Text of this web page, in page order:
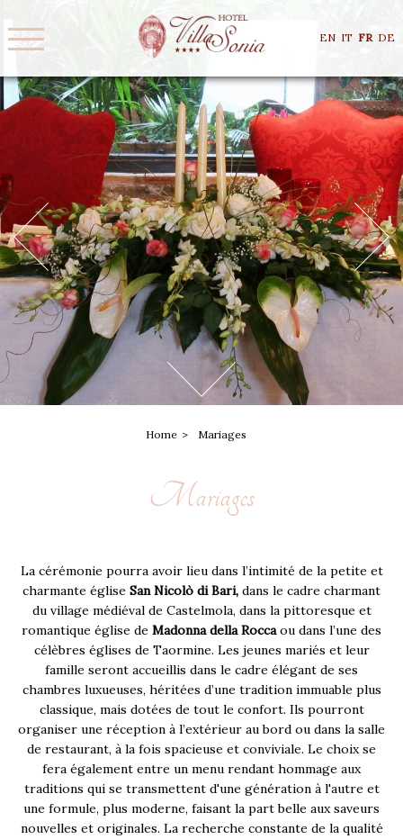
EN IT FR DE
Home Mariages
Mariages
La cérémonie pourra avoir lieu dans l’intimité de la petite et
charmante église San Nicolò di Bari, dans le cadre charmant
du village médiéval de Castelmola, dans la pittoresque et
romantique église de Madonna della Roccaou dans l’une des
célèbres églises de Taormine. Les jeunes mariés et leur
famille seront accueillis dans le cadre élégant de ses
chambres luxueuses, héritées d’une tradition immuable plus
classique, mais dotées de tout le confort. Ils pourront
organiser une réception à l’extérieur au bord ou dans la salle
de restaurant, à la fois spacieuse et conviviale. Le choix se
fera également entre un menu rendant hommage aux
traditions qui se transmettent d'une génération à l'autre et
une formule, plus moderne, faisant la part belle aux saveurs
nouvelles et originales. La recherche constante de la qualité